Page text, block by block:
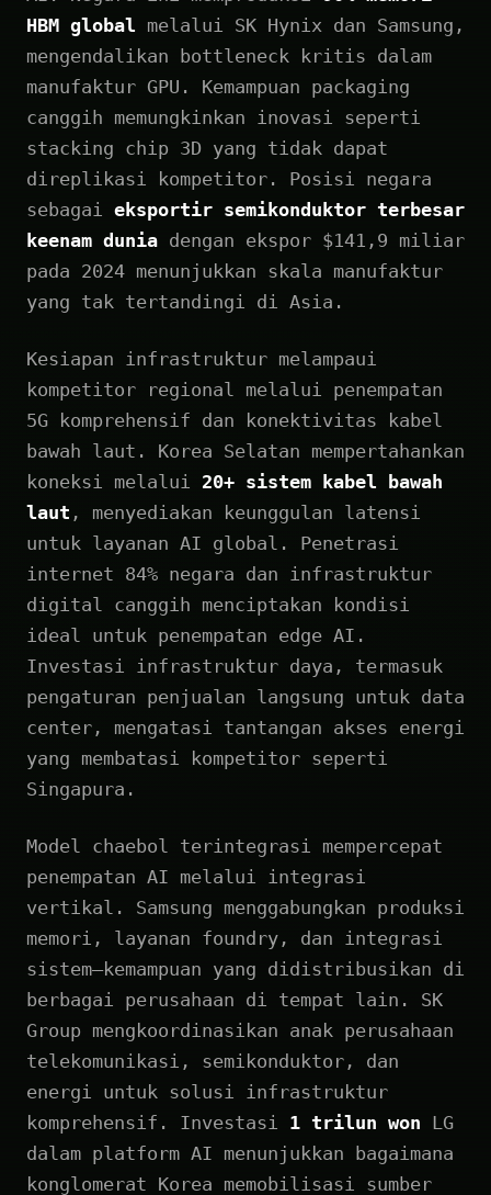
HBM global melalui SK Hynix dan Samsung,
mengendalikan bottleneck kritis dalam
manufaktur GPU. Kemampuan packaging
canggih memungkinkan inovasi seperti
stacking chip 3D yang tidak dapat
direplikasi kompetitor. Posisi negara
sebagai eksportir semikonduktor terbesar
keenam dunia dengan ekspor $141,9 miliar
pada 2024 menunjukkan skala manufaktur
yang tak tertandingi di Asia.
Kesiapan infrastruktur melampaui
kompetitor regional melalui penempatan
5G komprehensif dan konektivitas kabel
bawah laut. Korea Selatan mempertahankan
koneksi melalui 20+ sistem kabel bawah
laut , menyediakan keunggulan latensi
untuk layanan AI global. Penetrasi
internet 84% negara dan infrastruktur
digital canggih menciptakan kondisi
ideal untuk penempatan edge AI.
Investasi infrastruktur daya, termasuk
pengaturan penjualan langsung untuk data
center, mengatasi tantangan akses energi
yang membatasi kompetitor seperti
Singapura.
Model chaebol terintegrasi mempercepat
penempatan AI melalui integrasi
vertikal. Samsung menggabungkan produksi
memori, layanan foundry, dan integrasi
sistem—kemampuan yang didistribusikan di
berbagai perusahaan di tempat lain. SK
Group mengkoordinasikan anak perusahaan
telekomunikasi, semikonduktor, dan
energi untuk solusi infrastruktur
komprehensif. Investasi 1 trilun won LG
dalam platform AI menunjukkan bagaimana
konglomerat Korea memobilisasi sumber